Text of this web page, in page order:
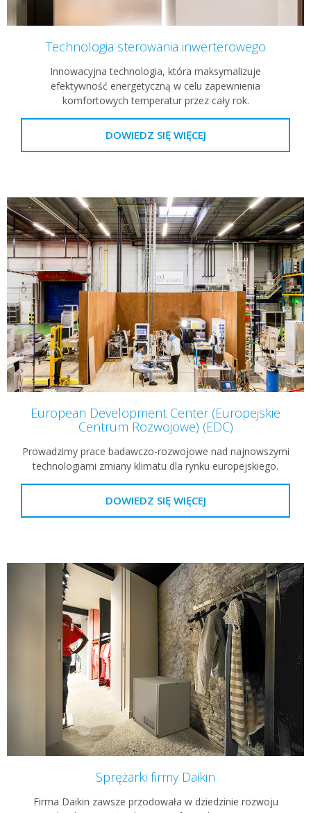
Technologia sterowania inwerterowego
Innowacyjna technologia, która maksymalizuje
efektywność energetyczną w celu zapewnienia
komfortowych temperatur przez cały rok.
DOWIEDZ SIĘ WIĘCEJ
European Development Center (Europejskie
Centrum Rozwojowe) (EDC)
Prowadzimy prace badawczo-rozwojowe nad najnowszymi
technologiami zmiany klimatu dla rynku europejskiego.
DOWIEDZ SIĘ WIĘCEJ
Sprężarki firmy Daikin
Firma Daikin zawsze przodowała w dziedzinie rozwoju